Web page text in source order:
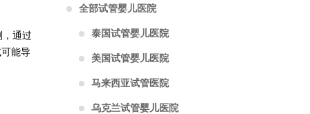
，通过
能导
全部试管婴儿医院
泰国试管婴儿医院
美国试管婴儿医院
马来西亚试管医院
乌克兰试管婴儿医院